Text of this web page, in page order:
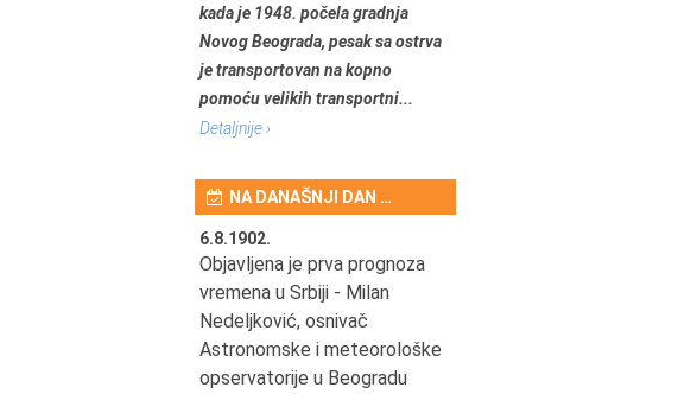
kada je 1948. počela gradnja
Novog Beograda, pesak sa ostrva
je transportovan na kopno
pomoću velikih transportni...
Detaljnije ›
NA DANAŠNJI DAN …
6.8.1902.
Objavljena je prva prognoza
vremena u Srbiji - Milan
Nedeljković, osnivač
Astronomske i meteorološke
opservatorije u Beogradu